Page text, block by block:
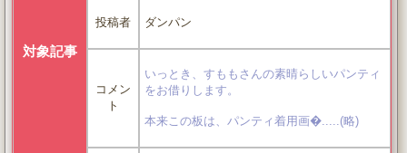
対象記事
投稿者 ダンパン
コメン
ト
いっとき、すももさんの素晴らしいパンティ
をお借りします。
本来この板は、パンティ着用画�.....(略)